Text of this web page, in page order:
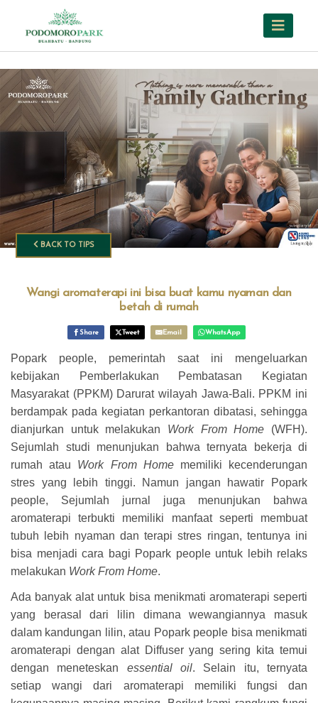
BACK TO TIPS
Wangi aromaterapi ini bisa buat kamu nyaman dan
betah di rumah
Share Tweet Email WhatsApp
Popark people, pemerintah saat ini mengeluarkan
kebijakan Pemberlakukan Pembatasan Kegiatan
Masyarakat (PPKM) Darurat wilayah Jawa-Bali. PPKM ini
berdampak pada kegiatan perkantoran dibatasi, sehingga
dianjurkan untuk melakukan Work From Home (WFH).
Sejumlah studi menunjukan bahwa ternyata bekerja di
rumah atau Work From Homememiliki kecenderungan
stres yang lebih tinggi. Namun jangan hawatir Popark
people, Sejumlah jurnal juga menunjukan bahwa
aromaterapi terbukti memiliki manfaat seperti membuat
tubuh lebih nyaman dan terapi stres ringan, tentunya ini
bisa menjadi cara bagi Popark people untuk lebih relaks
melakukan Work From Home.
Ada banyak alat untuk bisa menikmati aromaterapi seperti
yang berasal dari lilin dimana wewangiannya masuk
dalam kandungan lilin, atau Popark people bisa menikmati
aromaterapi dengan alat Diffuser yang sering kita temui
dengan meneteskan essential oil. Selain itu, ternyata
setiap wangi dari aromaterapi memiliki fungsi dan